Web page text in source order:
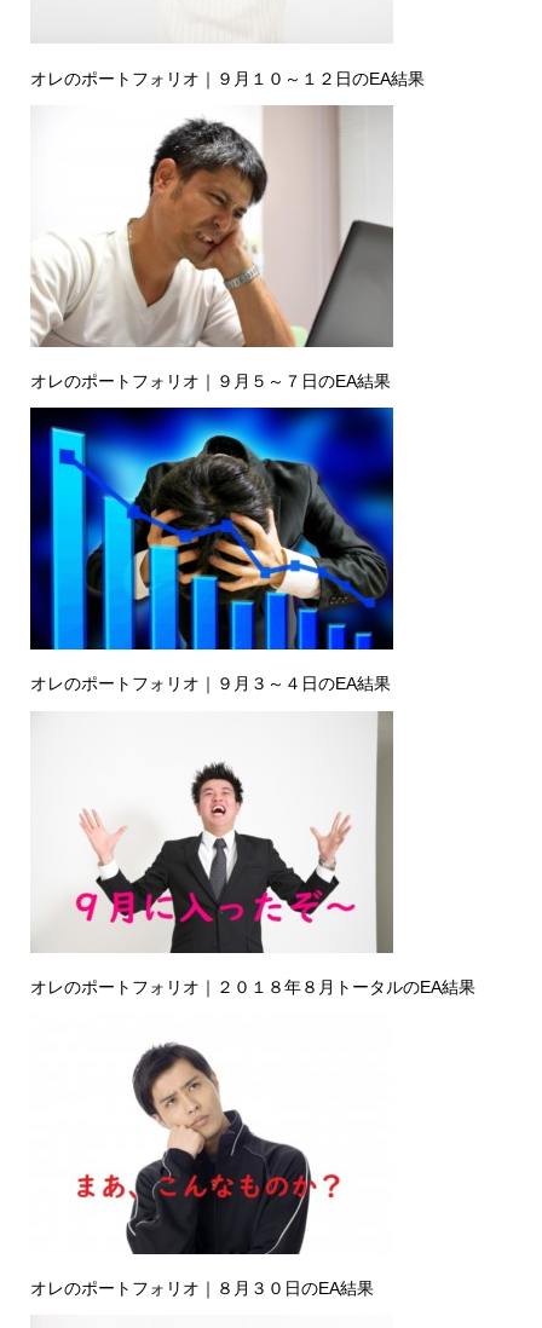
オレのポートフォリオ｜９月１０～１２日のEA結果
オレのポートフォリオ｜９月５～７日のEA結果
オレのポートフォリオ｜９月３～４日のEA結果
オレのポートフォリオ｜２０１８年８月トータルのEA結果
オレのポートフォリオ｜８月３０日のEA結果